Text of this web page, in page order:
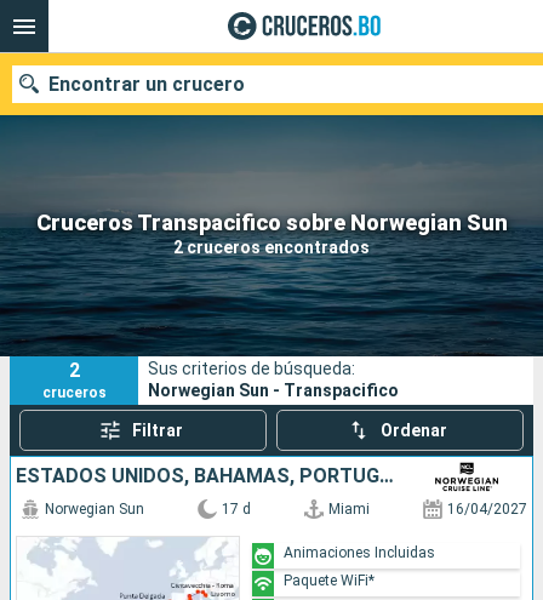
Cruceros Transpacifico sobre Norwegian Sun
2 cruceros encontrados
Encontrar un crucero
Nuestros destinos
Fecha de salida
Puertos Compañías
Buscar
2
cruceros
Sus criterios de búsqueda:
Norwegian Sun - Transpacifico
Filtrar Ordenar
ESTADOS UNIDOS, BAHAMAS, PORTUGAL, ESPAÑA, FRANCIA, ITALIA
Norwegian Sun 17 d Miami 16/04/2027
Animaciones Incluidas
Paquete WiFi*